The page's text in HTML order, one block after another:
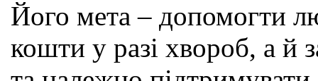
Його мета – допомогти
кошти у разі хвороб, а й